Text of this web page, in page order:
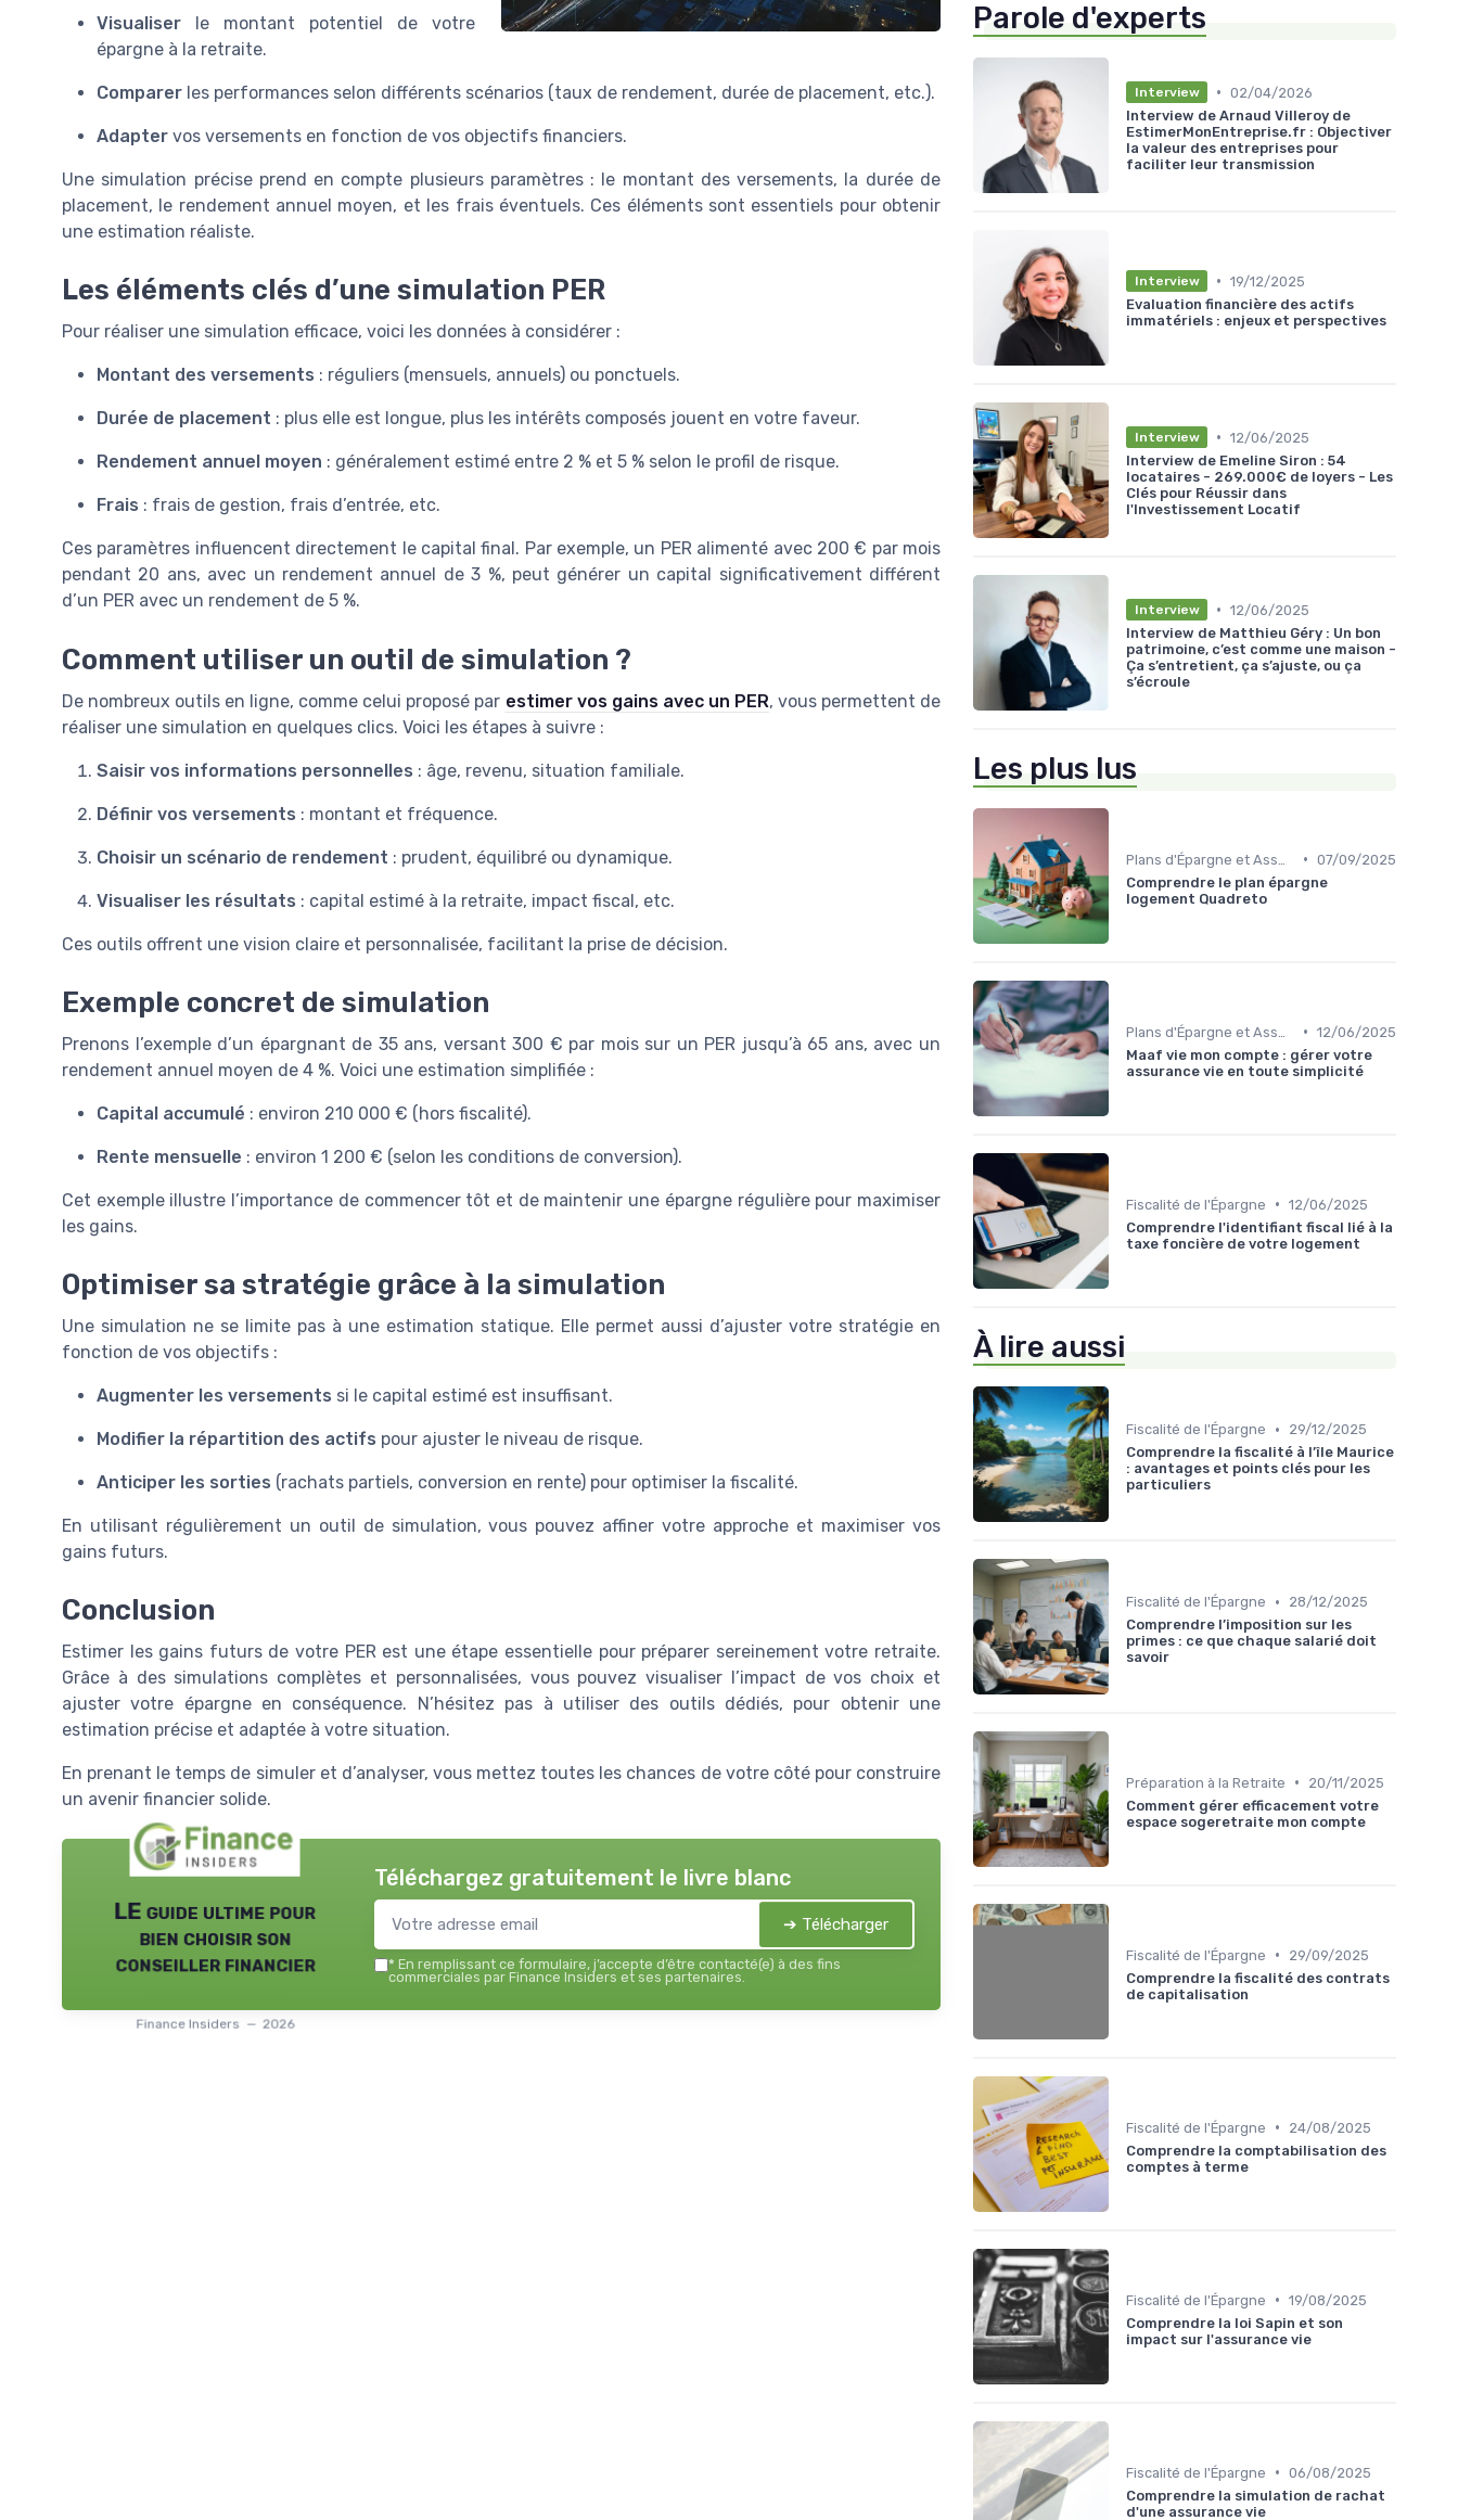
Visualiser le montant potentiel de votre
épargne à la retraite.
Comparer les performances selon différents scénarios (taux de rendement, durée de placement, etc.).
Adapter vos versements en fonction de vos objectifs financiers.
Une simulation précise prend en compte plusieurs paramètres : le montant des versements, la durée de
placement, le rendement annuel moyen, et les frais éventuels. Ces éléments sont essentiels pour obtenir
une estimation réaliste.
Les éléments clés d’une simulation PER
Pour réaliser une simulation efficace, voici les données à considérer :
Montant des versements : réguliers (mensuels, annuels) ou ponctuels.
Durée de placement : plus elle est longue, plus les intérêts composés jouent en votre faveur.
Rendement annuel moyen : généralement estimé entre 2 % et 5 % selon le profil de risque.
Frais : frais de gestion, frais d’entrée, etc.
Ces paramètres influencent directement le capital final. Par exemple, un PER alimenté avec 200 € par mois
pendant 20 ans, avec un rendement annuel de 3 %, peut générer un capital significativement différent
d’un PER avec un rendement de 5 %.
Comment utiliser un outil de simulation ?
De nombreux outils en ligne, comme celui proposé par estimer vos gains avec un PER, vous permettent de
réaliser une simulation en quelques clics. Voici les étapes à suivre :
Saisir vos informations personnelles : âge, revenu, situation familiale.
Définir vos versements : montant et fréquence.
Choisir un scénario de rendement : prudent, équilibré ou dynamique.
Visualiser les résultats : capital estimé à la retraite, impact fiscal, etc.
Ces outils offrent une vision claire et personnalisée, facilitant la prise de décision.
Exemple concret de simulation
Prenons l’exemple d’un épargnant de 35 ans, versant 300 € par mois sur un PER jusqu’à 65 ans, avec un
rendement annuel moyen de 4 %. Voici une estimation simplifiée :
Capital accumulé : environ 210 000 € (hors fiscalité).
Rente mensuelle : environ 1 200 € (selon les conditions de conversion).
Cet exemple illustre l’importance de commencer tôt et de maintenir une épargne régulière pour maximiser
les gains.
Optimiser sa stratégie grâce à la simulation
Une simulation ne se limite pas à une estimation statique. Elle permet aussi d’ajuster votre stratégie en
fonction de vos objectifs :
Augmenter les versements si le capital estimé est insuffisant.
Modifier la répartition des actifs pour ajuster le niveau de risque.
Anticiper les sorties (rachats partiels, conversion en rente) pour optimiser la fiscalité.
En utilisant régulièrement un outil de simulation, vous pouvez affiner votre approche et maximiser vos
gains futurs.
Conclusion
Estimer les gains futurs de votre PER est une étape essentielle pour préparer sereinement votre retraite.
Grâce à des simulations complètes et personnalisées, vous pouvez visualiser l’impact de vos choix et
ajuster votre épargne en conséquence. N’hésitez pas à utiliser des outils dédiés, pour obtenir une
estimation précise et adaptée à votre situation.
En prenant le temps de simuler et d’analyser, vous mettez toutes les chances de votre côté pour construire
un avenir financier solide.
LE guide ultime pour
bien choisir son
conseiller financier
Finance Insiders — 2026
Téléchargez gratuitement le livre blanc
➔ Télécharger
* En remplissant ce formulaire, j’accepte d’être contacté(e) à des fins
commerciales par Finance Insiders et ses partenaires.
Parole d'experts
Interview • 02/04/2026
Interview de Arnaud Villeroy de
EstimerMonEntreprise.fr : Objectiver
la valeur des entreprises pour
faciliter leur transmission
Interview • 19/12/2025
Evaluation financière des actifs
immatériels : enjeux et perspectives
Interview • 12/06/2025
Interview de Emeline Siron : 54
locataires - 269.000€ de loyers - Les
Clés pour Réussir dans
l'Investissement Locatif
Interview • 12/06/2025
Interview de Matthieu Géry : Un bon
patrimoine, c’est comme une maison -
Ça s’entretient, ça s’ajuste, ou ça
s’écroule
Les plus lus
• 07/09/2025
Comprendre le plan épargne
logement Quadreto
• 12/06/2025
Maaf vie mon compte : gérer votre
assurance vie en toute simplicité
Fiscalité de l'Épargne • 12/06/2025
Comprendre l'identifiant fiscal lié à la
taxe foncière de votre logement
À lire aussi
Fiscalité de l'Épargne •
29/12/2025
Comprendre la fiscalité à l’île Maurice
: avantages et points clés pour les
particuliers
Fiscalité de l'Épargne •
28/12/2025
Comprendre l’imposition sur les
primes : ce que chaque salarié doit
savoir
Préparation à la Retraite •
20/11/2025
Comment gérer efficacement votre
espace sogeretraite mon compte
Fiscalité de l'Épargne •
29/09/2025
Comprendre la fiscalité des contrats
de capitalisation
Fiscalité de l'Épargne •
24/08/2025
Comprendre la comptabilisation des
comptes à terme
Fiscalité de l'Épargne • 19/08/2025
Comprendre la loi Sapin et son
impact sur l'assurance vie
Fiscalité de l'Épargne • 06/08/2025
Comprendre la simulation de rachat
d'une assurance vie